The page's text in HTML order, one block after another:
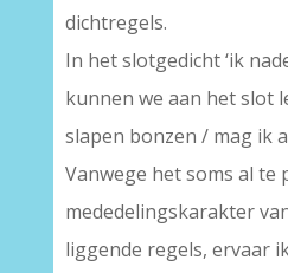
dichtregels.
In het slotgedicht ‘ik
kunnen we aan het slot
slapen bonzen / mag ik
Vanwege het soms al te
mededelingskarakter
liggende regels, ervaar